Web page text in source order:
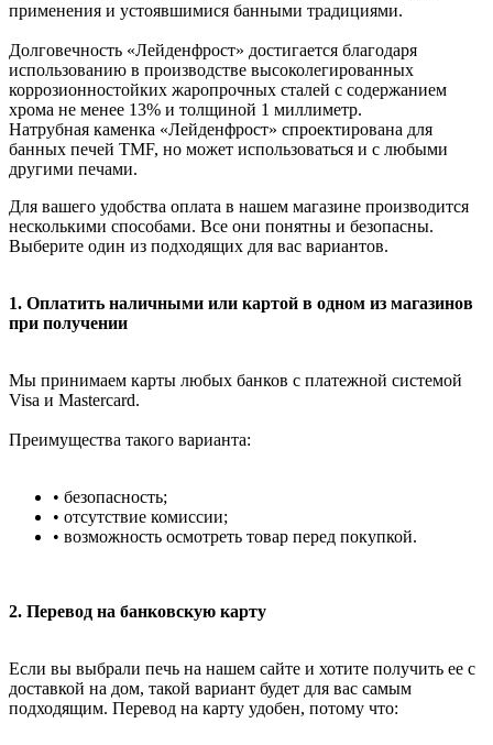
применения и устоявшимися банными традициями.
Долговечность «Лейденфрост» достигается благодаря
использованию в производстве высоколегированных
коррозионностойких жаропрочных сталей с содержанием
хрома не менее 13% и толщиной 1 миллиметр.
Натрубная каменка «Лейденфрост» спроектирована для
банных печей TMF, но может использоваться и с любыми
другими печами.
Для вашего удобства оплата в нашем магазине производится
несколькими способами. Все они понятны и безопасны.
Выберите один из подходящих для вас вариантов.
1. Оплатить наличными или картой в одном из магазинов
при получении
Мы принимаем карты любых банков с платежной системой
Visa и Mastercard.
Преимущества такого варианта:
• безопасность;
• отсутствие комиссии;
• возможность осмотреть товар перед покупкой.
2. Перевод на банковскую карту
Если вы выбрали печь на нашем сайте и хотите получить ее с
доставкой на дом, такой вариант будет для вас самым
подходящим. Перевод на карту удобен, потому что: